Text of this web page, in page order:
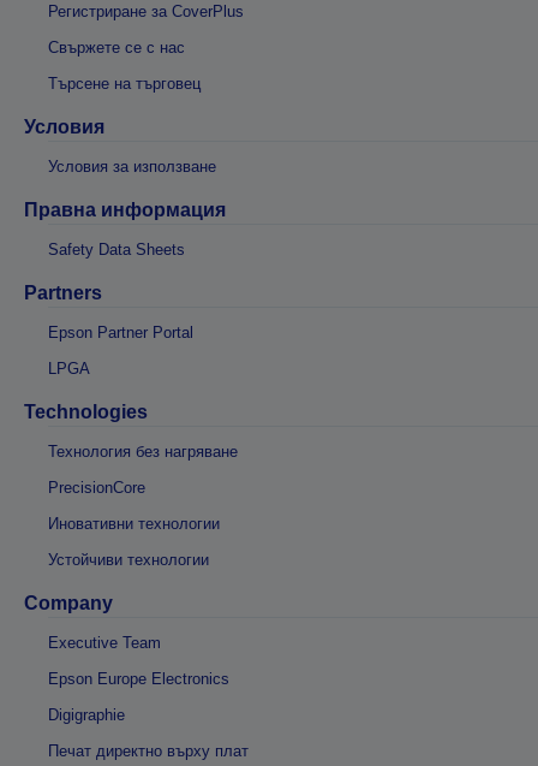
Регистриране за CoverPlus
Свържете се с нас
Търсене на търговец
Условия
Условия за използване
Правна информация
Safety Data Sheets
Partners
Epson Partner Portal
LPGA
Technologies
Технология без нагряване
PrecisionCore
Иновативни технологии
Устойчиви технологии
Company
Executive Team
Epson Europe Electronics
Digigraphie
Печат директно върху плат